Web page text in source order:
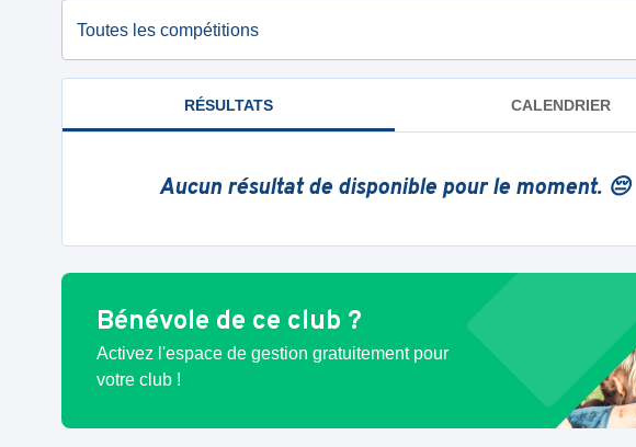
Toutes les compétitions
RÉSULTATS CALENDRIER
Aucun résultat de disponible pour le moment. 😔
Bénévole de ce club ?
Activez l'espace de gestion gratuitement pour
votre club !